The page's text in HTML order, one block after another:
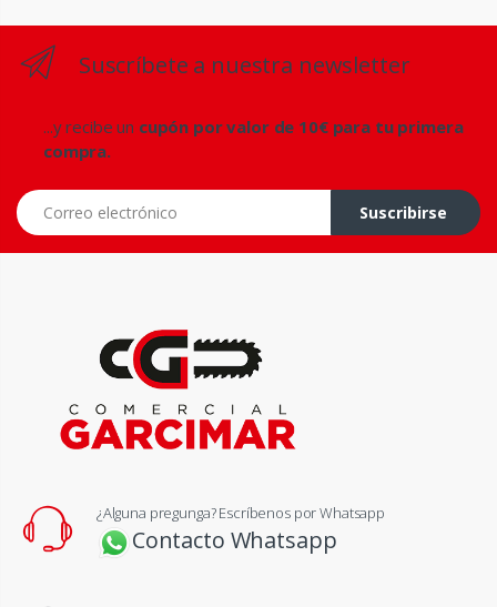
Suscríbete a nuestra newsletter
...y recibe un cupón por valor de 10€ para tu primera
compra.
Correo electrónico
Suscribirse
¿Alguna pregunga? Escríbenos por Whatsapp
Contacto Whatsapp